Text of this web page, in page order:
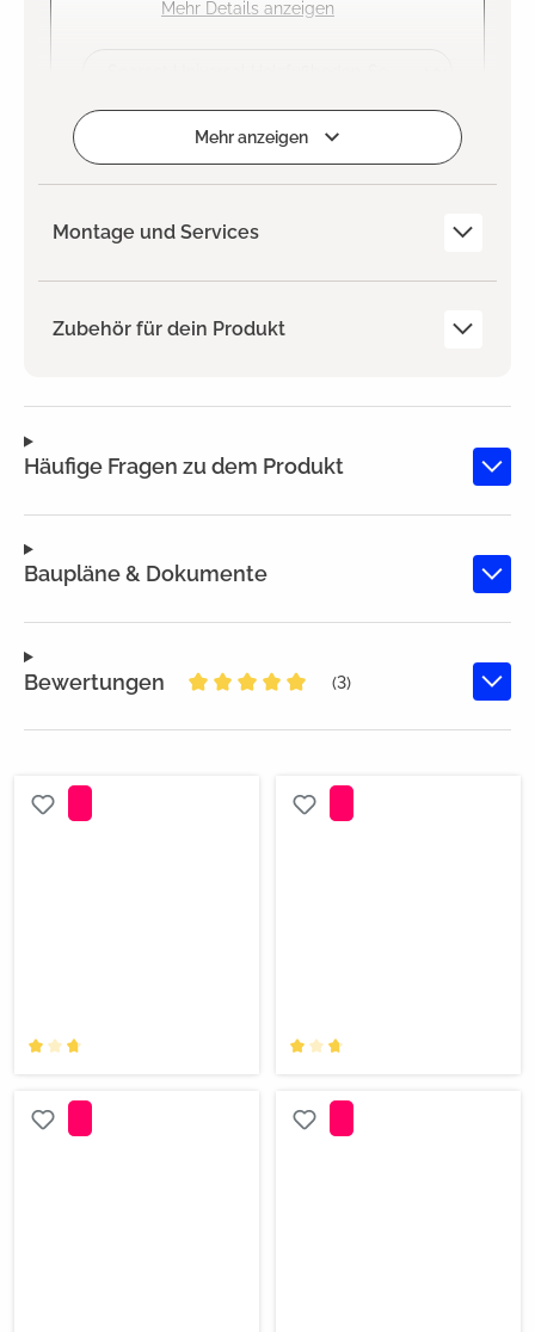
Mehr Details anzeigen
Zum Projekt hinzufügen
Mehr anzeigen
Montage und Services
Zubehör für dein Produkt
Häufige Fragen zu dem Produkt
Baupläne & Dokumente
Bewertungen
(3)